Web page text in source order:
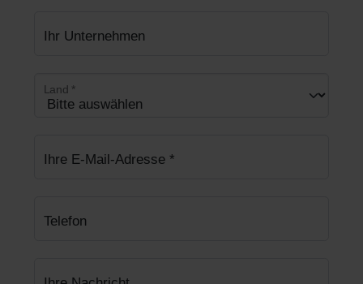
Ihr Unternehmen
Land *
Ihre E-Mail-Adresse *
Telefon